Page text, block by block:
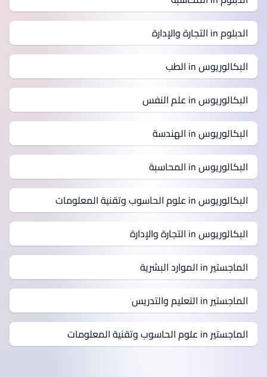
الدبلوم in التجارة والإدارة
البكالوريوس in الطب
البكالوريوس in علم النفس
البكالوريوس in الهندسة
البكالوريوس in المحاسبة
البكالوريوس in علوم الحاسوب وتقنية المعلومات
البكالوريوس in التجارة والإدارة
الماجستير in الموارد البشرية
الماجستير in التعليم والتدريس
الماجستير in علوم الحاسوب وتقنية المعلومات